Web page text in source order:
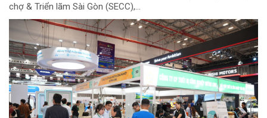
chợ & Triển lãm Sài Gòn (SECC),...